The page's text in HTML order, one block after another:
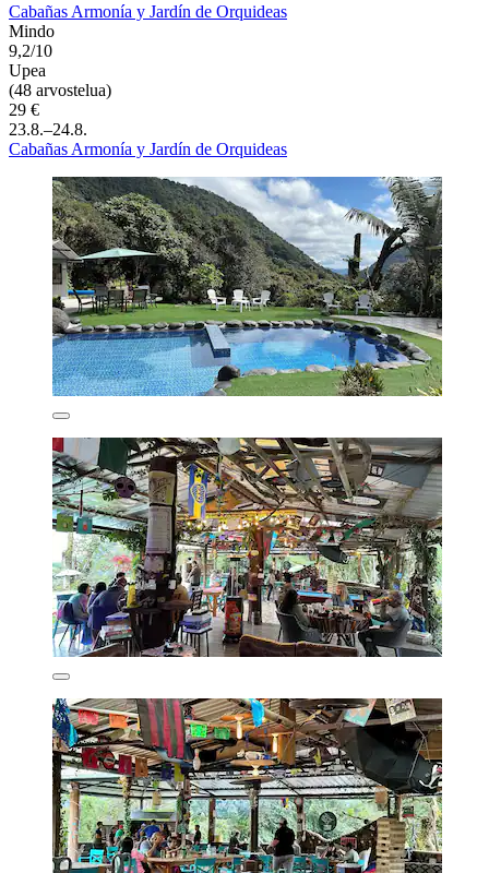
Cabañas Armonía y Jardín de Orquideas
Mindo
9,2/10
Upea
(48 arvostelua)
29 €
23.8.–24.8.
Cabañas Armonía y Jardín de Orquideas